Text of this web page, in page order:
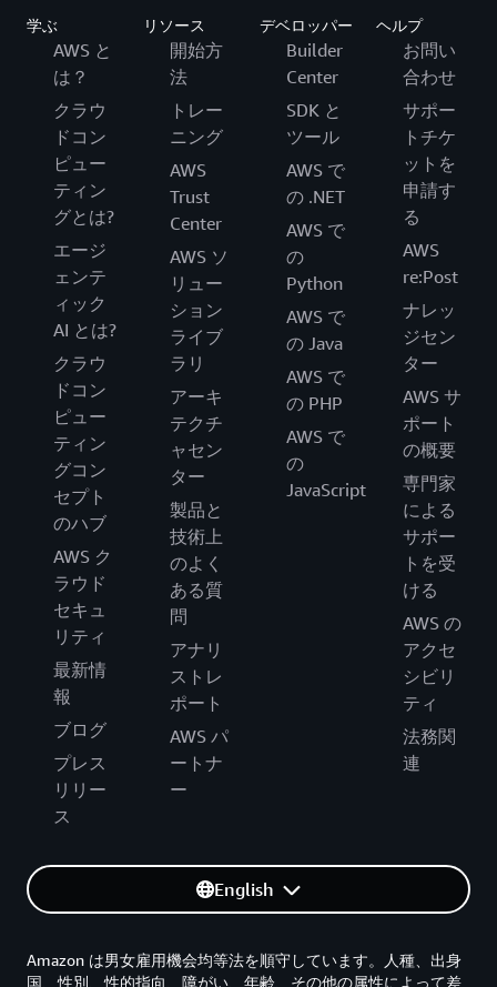
学ぶ
AWS と
は？
クラウ
ドコン
ピュー
ティン
グとは?
エージ
ェンテ
ィック
AI とは?
クラウ
ドコン
ピュー
ティン
グコン
セプト
のハブ
AWS ク
ラウド
セキュ
リティ
最新情
報
ブログ
プレス
リリー
ス
リソース
開始方
法
トレー
ニング
AWS
Trust
Center
AWS ソ
リュー
ション
ライブ
ラリ
アーキ
テクチ
ャセン
ター
製品と
技術上
のよく
ある質
問
アナリ
ストレ
ポート
AWS パ
ートナ
ー
デベロッパー
Builder
Center
SDK と
ツール
AWS で
の .NET
AWS で
の
Python
AWS で
の Java
AWS で
の PHP
AWS で
の
JavaScript
ヘルプ
お問い
合わせ
サポー
トチケ
ットを
申請す
る
AWS
re:Post
ナレッ
ジセン
ター
AWS サ
ポート
の概要
専門家
による
サポー
トを受
ける
AWS の
アクセ
シビリ
ティ
法務関
連
English
Amazon は男女雇用機会均等法を順守しています。人種、出身
国、性別、性的指向、障がい、年齢、その他の属性によって差